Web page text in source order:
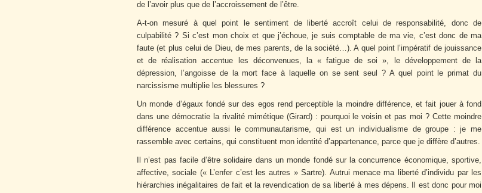
de l’avoir plus que de l’accroissement de l’être.
A-t-on mesuré à quel point le sentiment de liberté accroît celui de responsabilité, donc de
culpabilité ? Si c’est mon choix et que j’échoue, je suis comptable de ma vie, c’est donc de ma
faute (et plus celui de Dieu, de mes parents, de la société…). A quel point l’impératif de jouissance
et de réalisation accentue les déconvenues, la « fatigue de soi », le développement de la
dépression, l’angoisse de la mort face à laquelle on se sent seul ? A quel point le primat du
narcissisme multiplie les blessures ?
Un monde d’égaux fondé sur des egos rend perceptible la moindre différence, et fait jouer à fond
dans une démocratie la rivalité mimétique (Girard) : pourquoi le voisin et pas moi ? Cette moindre
différence accentue aussi le communautarisme, qui est un individualisme de groupe : je me
rassemble avec certains, qui constituent mon identité d’appartenance, parce que je diffère d’autres.
Il n’est pas facile d’être solidaire dans un monde fondé sur la concurrence économique, sportive,
affective, sociale (« L’enfer c’est les autres » Sartre). Autrui menace ma liberté d’individu par les
hiérarchies inégalitaires de fait et la revendication de sa liberté à mes dépens. Il est donc pour moi